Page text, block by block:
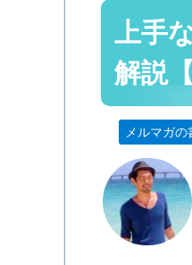
上手
解説
メルマガの